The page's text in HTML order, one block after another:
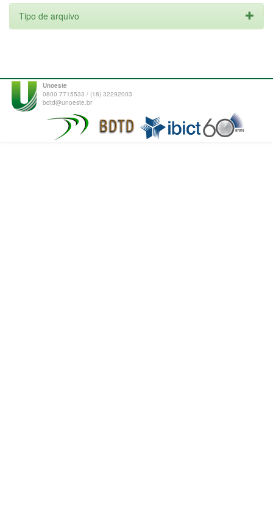
Tipo de arquivo
Unoeste
0800 7715533 / (18) 32292003
bdtd@unoeste.br